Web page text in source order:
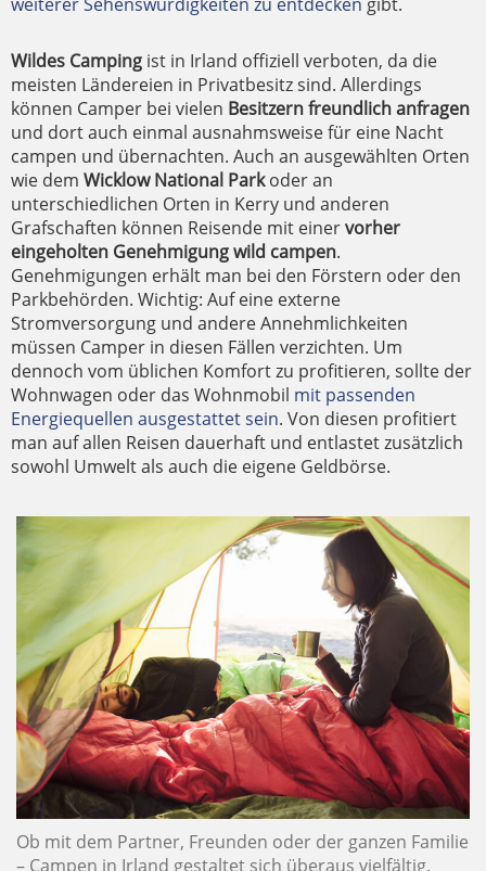
Wildes Camping ist in Irland offiziell verboten, da die
meisten Ländereien in Privatbesitz sind. Allerdings
können Camper bei vielen Besitzern freundlich anfragen
und dort auch einmal ausnahmsweise für eine Nacht
campen und übernachten. Auch an ausgewählten Orten
wie dem Wicklow National Parkoder an
unterschiedlichen Orten in Kerry und anderen
Grafschaften können Reisende mit einervorher
eingeholten Genehmigung wild campen.
Genehmigungen erhält man bei den Förstern oder den
Parkbehörden. Wichtig: Auf eine externe
Stromversorgung und andere Annehmlichkeiten
müssen Camper in diesen Fällen verzichten. Um
dennoch vom üblichen Komfort zu profitieren, sollte der
Wohnwagen oder das Wohnmobil mit passenden
Energiequellen ausgestattet sein. Von diesen profitiert
man auf allen Reisen dauerhaft und entlastet zusätzlich
sowohl Umwelt als auch die eigene Geldbörse.
Ob mit dem Partner, Freunden oder der ganzen Familie
– Campen in Irland gestaltet sich überaus vielfältig.